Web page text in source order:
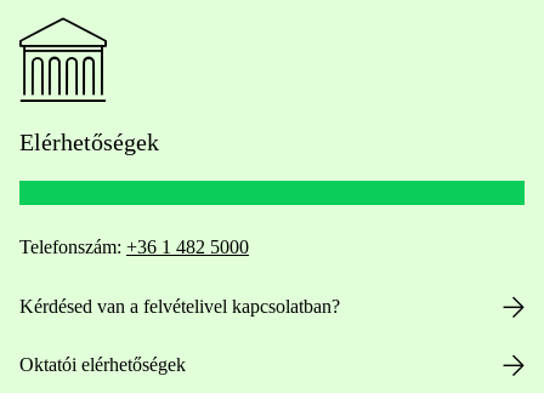
Elérhetőségek
Telefonszám: +36 1 482 5000
Kérdésed van a felvételivel kapcsolatban?
Oktatói elérhetőségek